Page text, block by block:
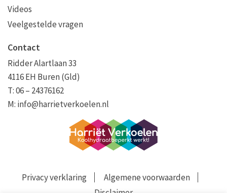
Videos
Veelgestelde vragen
Contact
Ridder Alartlaan 33
4116 EH Buren (Gld)
T: 06 – 24376162
M: info@harrietverkoelen.nl
Privacy verklaring
Algemene voorwaarden